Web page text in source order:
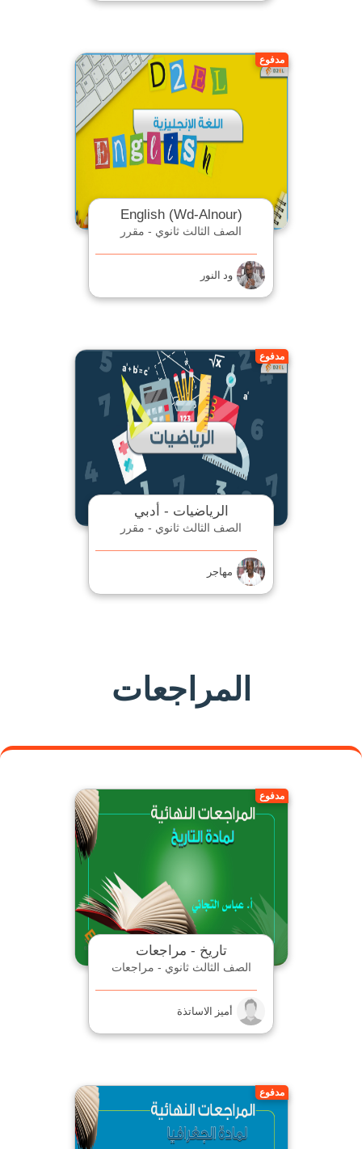
مدفوع
English (Wd-Alnour)
الصف الثالث ثانوي - مقرر
ود النور
مدفوع
الرياضيات - أدبي
الصف الثالث ثانوي - مقرر
مهاجر
المراجعات
مدفوع
تاريخ - مراجعات
الصف الثالث ثانوي - مراجعات
أميز الاساتذة
مدفوع